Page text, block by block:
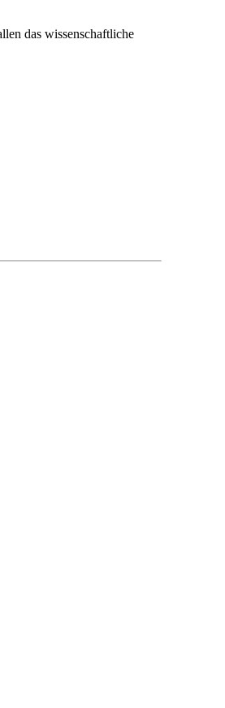
das wissenschaftliche